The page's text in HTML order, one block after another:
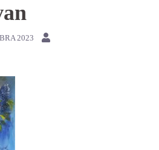
2023